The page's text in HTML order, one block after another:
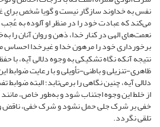
نفس به خداوند سازگار نیست و گویا شخص برای
می‌کند که عبادت خود را در منظر او آلوده به
نعمت‌های الهی در کنار خدا، ذهن و روان آنان را
برخورداری خود را مرهون خدا و غیرخدا احساس
نتیجه آنکه نگاه تشکیکی به وجوه دلالی آیه،
ظاهری-تنزیلی و باطنی-تأویلی و با رعایت
دلالی آیه، چنین نگاهی را برمی‌تابد؛ البته
از خلط این وجوه اجتناب شود و به‌طور خاص،
خفی بر شرک جلی حمل نشود و شرک خفی، ناقض و
تلقی نگردد.